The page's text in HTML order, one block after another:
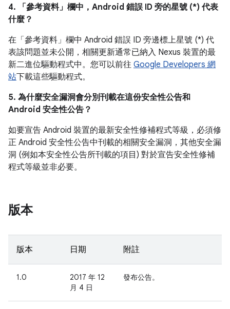
4. 「參考資料」 欄中，Android 錯誤 ID 旁的星號 (*) 代表
什麼？
在「參考資料」 欄中 Android 錯誤 ID 旁邊標上星號 (*) 代
表該問題並未公開，相關更新通常已納入 Nexus 裝置的最
新二進位驅動程式中。您可以前往 Google Developers 網
站下載這些驅動程式。
5. 為什麼安全漏洞會分別刊載在這份安全性公告和
Android 安全性公告？
如要宣告 Android 裝置的最新安全性修補程式等級，必須修
正 Android 安全性公告中刊載的相關安全漏洞，其他安全漏
洞 (例如本安全性公告所刊載的項目) 對於宣告安全性修補
程式等級並非必要。
版本
版本 日期 附註
1.0
2017 年 12
月 4 日
發布公告。